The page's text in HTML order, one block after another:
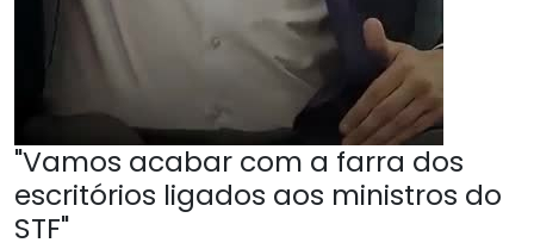
"Vamos acabar com a farra dos
escritórios ligados aos ministros do
STF"